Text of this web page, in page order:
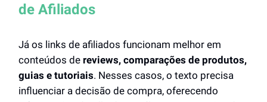
de Afiliados
Já os links de afiliados funcionam melhor em
conteúdos de reviews, comparações de produtos,
guias e tutoriais. Nesses casos, o texto precisa
influenciar a decisão de compra, oferecendo